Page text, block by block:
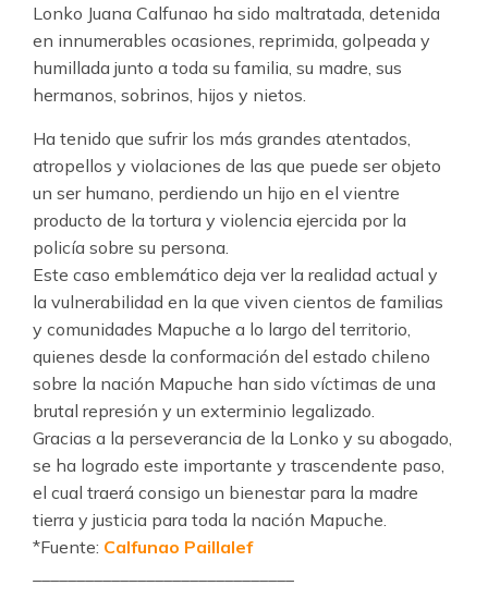
Lonko Juana Calfunao ha sido maltratada, detenida
en innumerables ocasiones, reprimida, golpeada y
humillada junto a toda su familia, su madre, sus
hermanos, sobrinos, hijos y nietos.
Ha tenido que sufrir los más grandes atentados,
atropellos y violaciones de las que puede ser objeto
un ser humano, perdiendo un hijo en el vientre
producto de la tortura y violencia ejercida por la
policía sobre su persona.
Este caso emblemático deja ver la realidad actual y
la vulnerabilidad en la que viven cientos de familias
y comunidades Mapuche a lo largo del territorio,
quienes desde la conformación del estado chileno
sobre la nación Mapuche han sido víctimas de una
brutal represión y un exterminio legalizado.
Gracias a la perseverancia de la Lonko y su abogado,
se ha logrado este importante y trascendente paso,
el cual traerá consigo un bienestar para la madre
tierra y justicia para toda la nación Mapuche.
*Fuente: Calfunao Paillalef